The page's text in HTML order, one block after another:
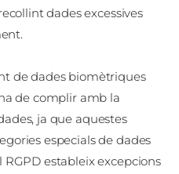
dades excessives
de dades biomètriques
de complir amb la
ja que aquestes
especials de dades
RGPD estableix excepcions